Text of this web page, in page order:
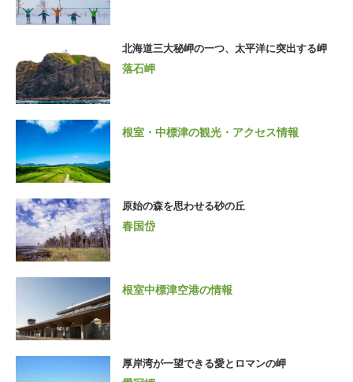
北海道三大秘岬の一つ、太平洋に突出する岬
落石岬
根室・中標津の観光・アクセス情報
原始の森を思わせる砂の丘
春国岱
根室中標津空港の情報
厚岸湾が一望できる愛とロマンの岬